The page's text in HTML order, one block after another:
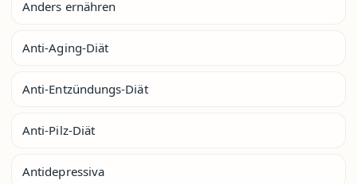
Anders ernähren
Anti-Aging-Diät
Anti-Entzündungs-Diät
Anti-Pilz-Diät
Antidepressiva